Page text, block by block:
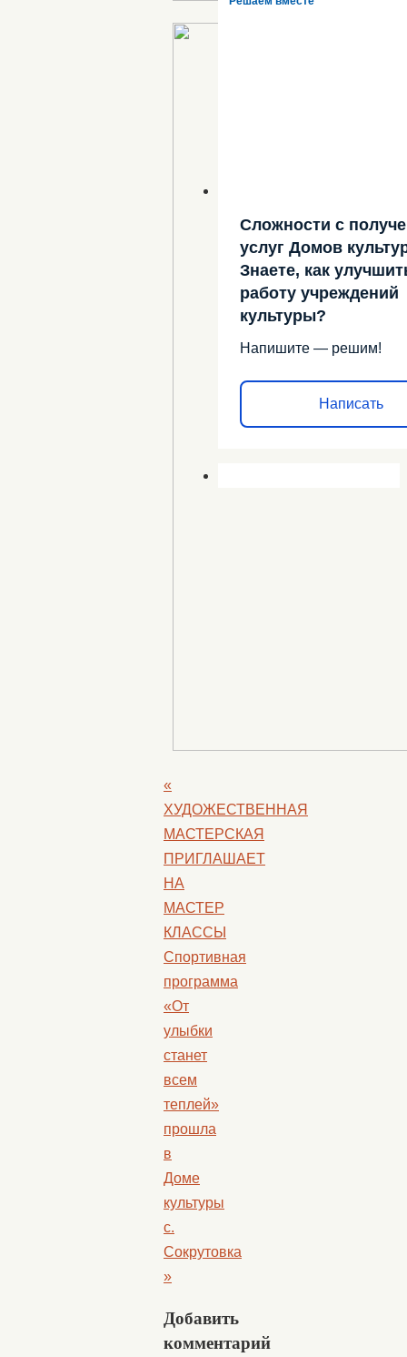
«
ХУДОЖЕСТВЕННАЯ
МАСТЕРСКАЯ
ПРИГЛАШАЕТ
НА
МАСТЕР
КЛАССЫ
Спортивная
программа
«От
улыбки
станет
всем
теплей»
прошла
в
Доме
культуры
с.
Сокрутовка
»
Добавить
комментарий
Сложности с
услуг Домов
Знаете, как
работу учреждений
культуры?
Напишите — решим!
Написать